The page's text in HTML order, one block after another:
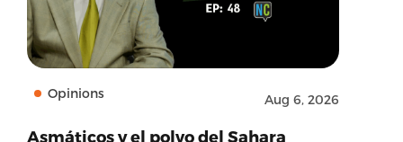
Opinions Aug 6, 2026
Asmáticos y el polvo del Sahara